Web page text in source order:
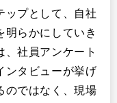
ップとして、自社
明らかにしていき
、社員アンケート
ンタビューが挙げ
のではなく、現場